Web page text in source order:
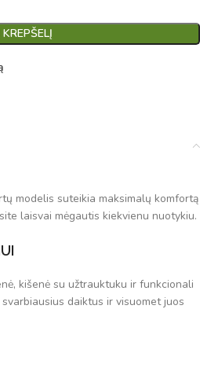
KREPŠELĮ
modelis suteikia maksimalų komfortą
laisvai mėgautis kiekvienu nuotykiu.
kišenė su užtrauktuku ir funkcionali
daiktus ir visuomet juos